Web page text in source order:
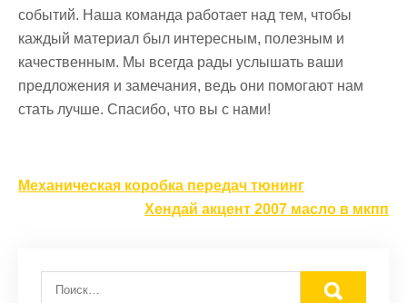
событий. Наша команда работает над тем, чтобы
каждый материал был интересным, полезным и
качественным. Мы всегда рады услышать ваши
предложения и замечания, ведь они помогают нам
стать лучше. Спасибо, что вы с нами!
Навигация
Механическая коробка передач тюнинг
Хендай акцент 2007 масло в мкпп